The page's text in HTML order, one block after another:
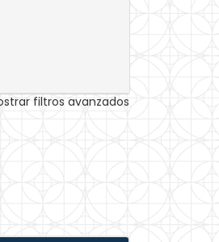
filtros avanzados